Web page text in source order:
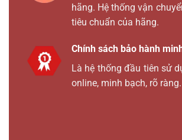
hãng. Hệ thống vận
tiêu chuẩn của hãng.
Chính sách bảo hành
Là hệ thống đầu tiên sử
online, minh bạch, rõ ràng.